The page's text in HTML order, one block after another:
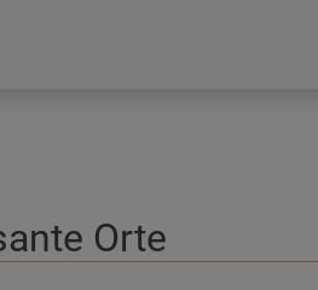
Orte